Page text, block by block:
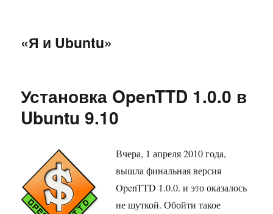
«Я и Ubuntu»
Установка OpenTTD 1.0.0 в
Ubuntu 9.10
Вчера, 1 апреля 2010 года,
вышла финальная версия
OpenTTD 1.0.0. и это оказалось
не шуткой. Обойти такое